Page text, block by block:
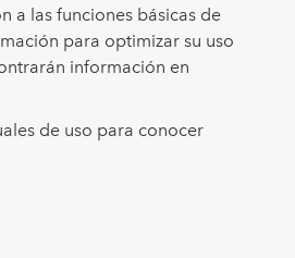
a las funciones básicas de
para optimizar su uso
información en
de uso para conocer